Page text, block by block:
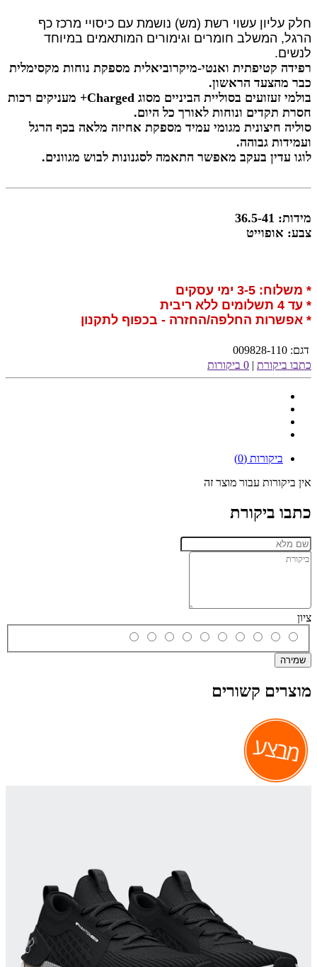
חלק עליון עשוי רשת (מש) נושמת עם כיסויי מרכז כף
הרגל, המשלב חומרים וגימורים המותאמים במיוחד
לנשים.
רפידה קטיפתית ואנטי-מיקרוביאלית מספקת נוחות מקסימלית
כבר מהצעד הראשון.
בולמי זעזועים בסוליית הביניים מסוג Charged+ מעניקים רכות
חסרת תקדים ונוחות לאורך כל היום.
סוליה חיצונית מגומי עמיד מספקת אחיזה מלאה בכף הרגל
ועמידות גבוהה.
לוגו עדין בעקב מאפשר התאמה לסגנונות לבוש מגוונים.
מידות: 36.5-41
צבע: אופוייט
* משלוח: 3-5 ימי עסקים
* עד 4 תשלומים ללא ריבית
* אפשרות החלפה/החזרה - בכפוף לתקנון
דגם: 009828-110
כתבו ביקורת | 0 ביקורות
ביקורות (0)
אין ביקורות עבור מוצר זה
כתבו ביקורת
ציון
שמירה
מוצרים קשורים